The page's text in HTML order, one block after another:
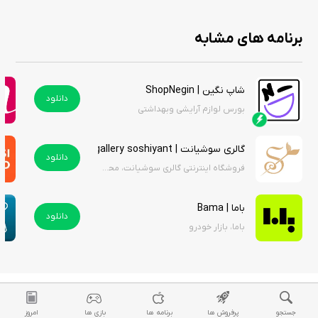
جستجو پرفروش ها برنامه ها بازی ها امروز
کد شامد: 1-1-868840-65-0-1
برنامه های مشابه
شاپ نگین | ShopNegin
بورس لوازم آرایشی وبهداشتی
دانلود
گالری سوشیانت | gallery soshiyant
فروشگاه اینترنتی گالری سوشیانت، محصولات اکسسوری موی زنانه
دانلود
باما | Bama
باما، بازار خودرو
دانلود